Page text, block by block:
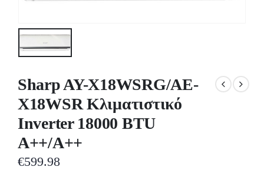
Sharp AY-X18WSRG/AE-
X18WSR Κλιματιστικό
Inverter 18000 BTU
A++/A++
€599.98